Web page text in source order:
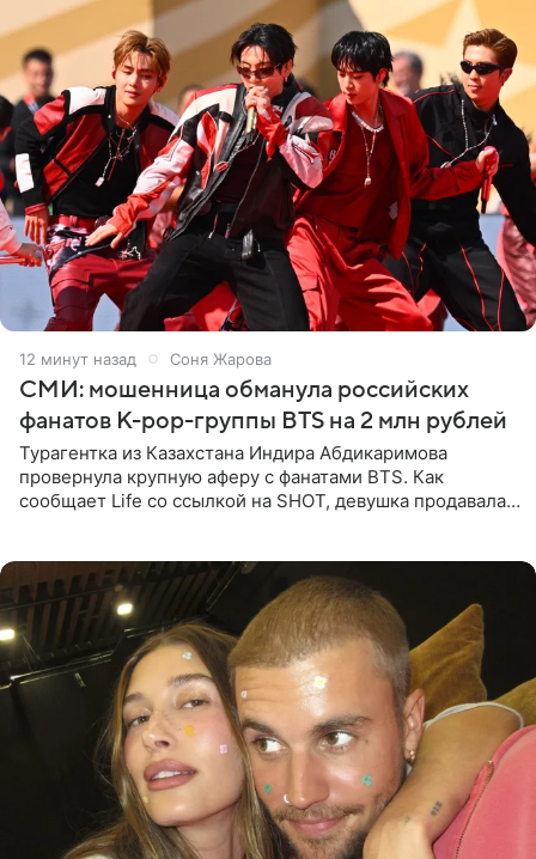
12 минут назад Соня Жарова
СМИ: мошенница обманула российских
фанатов K-pop-группы BTS на 2 млн рублей
Турагентка из Казахстана Индира Абдикаримова
провернула крупную аферу с фанатами BTS. Как
сообщает Life со ссылкой на SHOT, девушка продавала